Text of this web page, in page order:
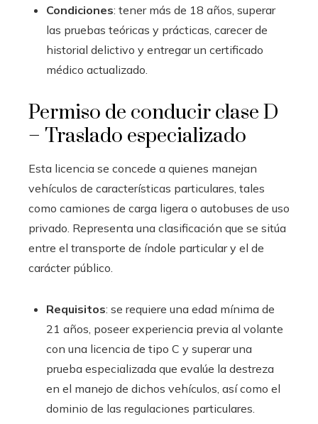
Condiciones: tener más de 18 años, superar
las pruebas teóricas y prácticas, carecer de
historial delictivo y entregar un certificado
médico actualizado.
Permiso de conducir clase D
– Traslado especializado
Esta licencia se concede a quienes manejan
vehículos de características particulares, tales
como camiones de carga ligera o autobuses de uso
privado. Representa una clasificación que se sitúa
entre el transporte de índole particular y el de
carácter público.
Requisitos: se requiere una edad mínima de
21 años, poseer experiencia previa al volante
con una licencia de tipo C y superar una
prueba especializada que evalúe la destreza
en el manejo de dichos vehículos, así como el
dominio de las regulaciones particulares.